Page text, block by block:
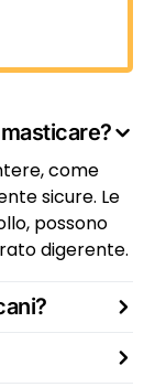
come
sicure. Le
possono
digerente.